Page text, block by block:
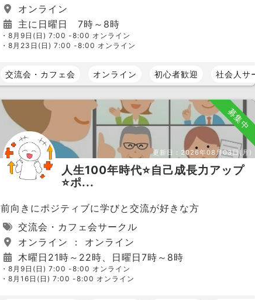
オンライン
主に日曜日 7時～8時
・8月9日(日) 7:00 -8:00 オンライン
・8月23日(日) 7:00 -8:00 オンライン
交流会・カフェ会 オンライン 初心者歓迎 社会人サ
募集中
更新日： 2026年08月03日(月)
人生100年時代⭐️自己成長力アップ
⭐️ポ...
前向きにポジティブに学びと交流が好きな方
交流会・カフェ会サークル
オンライン ： オンライン
木曜日21時～22時、日曜日7時～8時
・8月9日(日) 7:00 -8:00 オンライン
・8月16日(日) 7:00 -8:00 オンライン